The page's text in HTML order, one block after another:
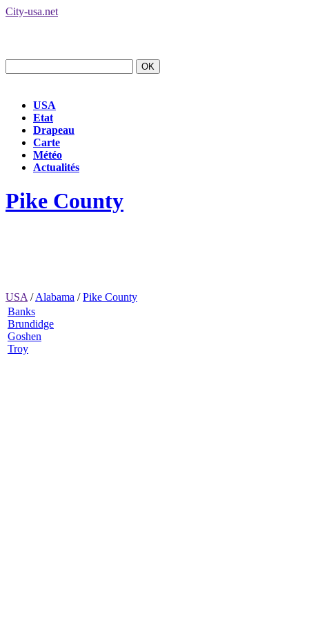
City-usa.net
USA
Etat
Drapeau
Carte
Météo
Actualités
Pike County
USA /Alabama /Pike County
Banks
Brundidge
Goshen
Troy